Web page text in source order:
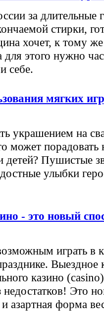
за длительные
стирки,
хочет, к тому же
этого нужно
себе.
мягких
украшением на
может порадовать
детей? Пушистые
улыбки
- это новый
играть в
Выездное
казино
Это
и азартная форма